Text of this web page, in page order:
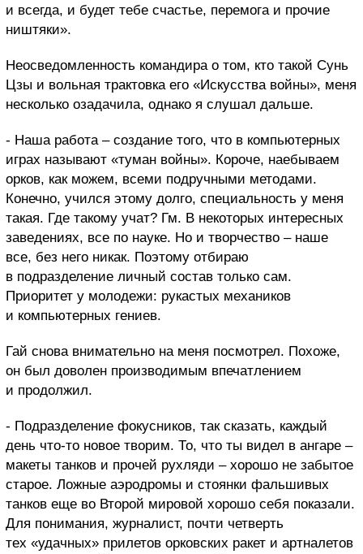
и всегда, и будет тебе счастье, перемога и прочие
ништяки».
Неосведомленность командира о том, кто такой Сунь
Цзы и вольная трактовка его «Искусства войны», меня
несколько озадачила, однако я слушал дальше.
- Наша работа – создание того, что в компьютерных
играх называют «туман войны». Короче, наебываем
орков, как можем, всеми подручными методами.
Конечно, учился этому долго, специальность у меня
такая. Где такому учат? Гм. В некоторых интересных
заведениях, все по науке. Но и творчество – наше
все, без него никак. Поэтому отбираю
в подразделение личный состав только сам.
Приоритет у молодежи: рукастых механиков
и компьютерных гениев.
Гай снова внимательно на меня посмотрел. Похоже,
он был доволен производимым впечатлением
и продолжил.
- Подразделение фокусников, так сказать, каждый
день что-то новое творим. То, что ты видел в ангаре –
макеты танков и прочей рухляди – хорошо не забытое
старое. Ложные аэродромы и стоянки фальшивых
танков еще во Второй мировой хорошо себя показали.
Для понимания, журналист, почти четверть
тех «удачных» прилетов орковских ракет и артналетов